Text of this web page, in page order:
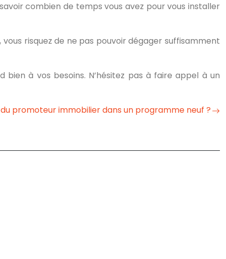
combien de temps vous avez pour vous installer
risquez de ne pas pouvoir dégager suffisamment
à vos besoins. N’hésitez pas à faire appel à un
promoteur immobilier dans un programme neuf ?